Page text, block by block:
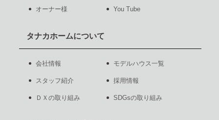
オーナー様 You Tube
タナカホームについて
会社情報 モデルハウス一覧
スタッフ紹介 採用情報
ＤＸの取り組み SDGsの取り組み